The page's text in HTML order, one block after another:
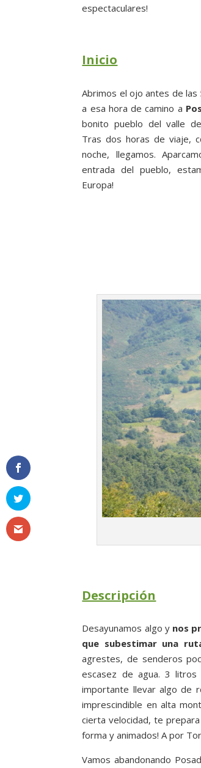
espectaculares!
Inicio
Abrimos el ojo antes de las
a esa hora de camino a
bonito pueblo del valle
Tras dos horas de viaje,
noche, llegamos.
entrada del pueblo,
Europa!
Descripción
Desayunamos algo y nos
que subestimar una
agrestes, de senderos
escasez de agua. 3 litros
importante llevar algo de
imprescindible en alta
cierta velocidad, te
forma y animados! A por
Vamos abandonando